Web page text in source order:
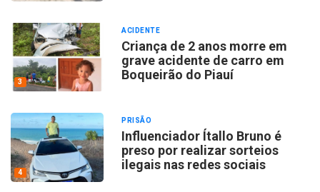
3
ACIDENTE
Criança de 2 anos morre em
grave acidente de carro em
Boqueirão do Piauí
4
PRISÃO
Influenciador Ítallo Bruno é
preso por realizar sorteios
ilegais nas redes sociais